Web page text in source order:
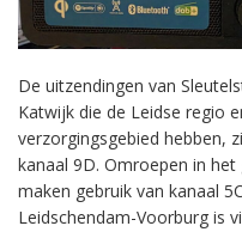
De uitzendingen van
Katwijk die de Leidse regio
verzorgingsgebied hebben,
kanaal 9D. Omroepen in
maken gebruik van kanaal
Leidschendam-Voorburg is